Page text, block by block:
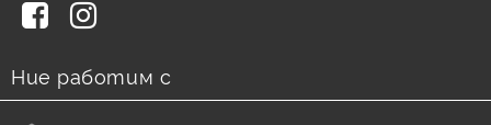
Ние работим с